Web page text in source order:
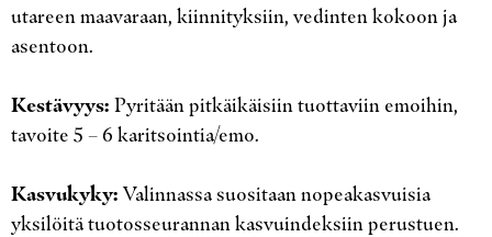
utareen maavaraan, kiinnityksiin, vedinten kokoon ja
asentoon.
Kestävyys: Pyritään pitkäikäisiin tuottaviin emoihin,
tavoite 5 – 6 karitsointia/emo.
Kasvukyky: Valinnassa suositaan nopeakasvuisia
yksilöitä tuotosseurannan kasvuindeksiin perustuen.